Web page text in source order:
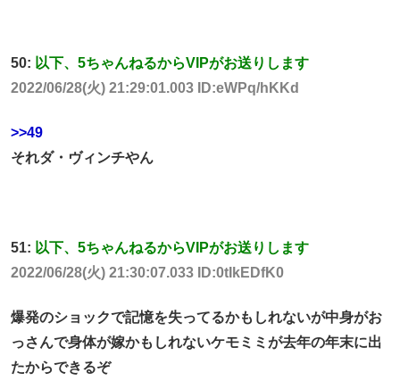
50: 以下、5ちゃんねるからVIPがお送りします
2022/06/28(火) 21:29:01.003 ID:eWPq/hKKd
>>49
それダ・ヴィンチやん
51: 以下、5ちゃんねるからVIPがお送りします
2022/06/28(火) 21:30:07.033 ID:0tIkEDfK0
爆発のショックで記憶を失ってるかもしれないが中身がお
っさんで身体が嫁かもしれないケモミミが去年の年末に出
たからできるぞ